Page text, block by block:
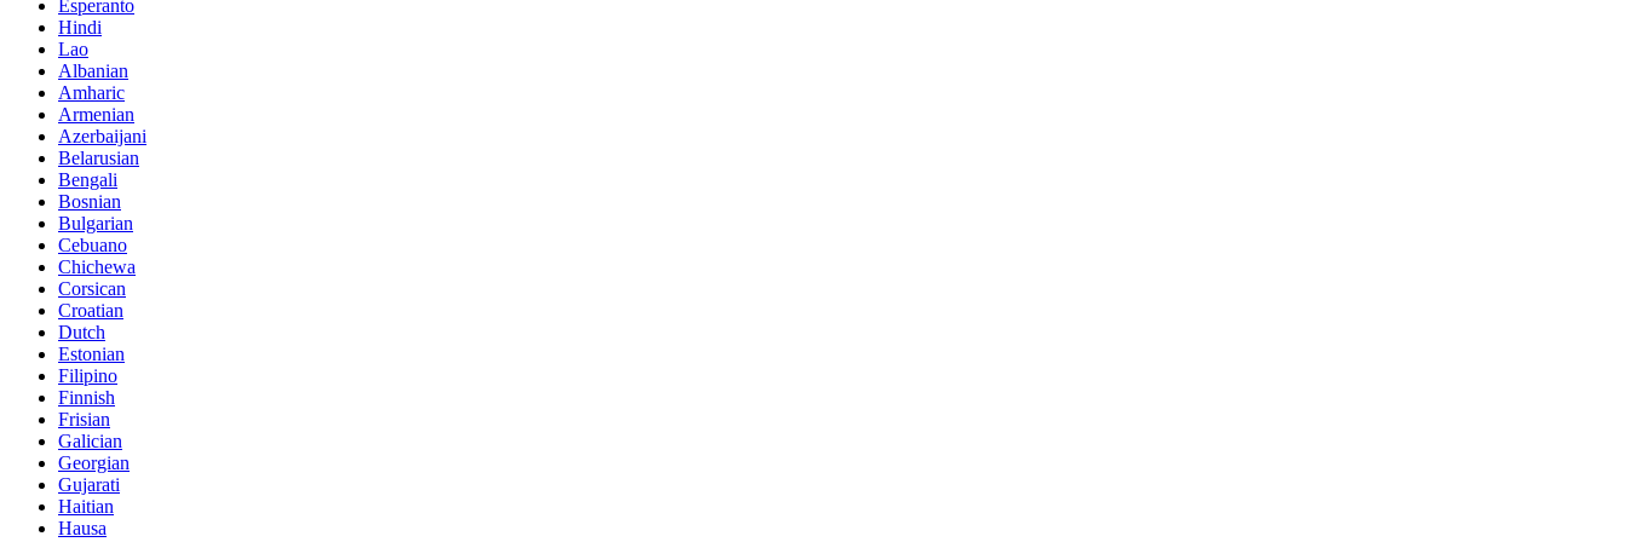
Esperanto
Hindi
Lao
Albanian
Amharic
Armenian
Azerbaijani
Belarusian
Bengali
Bosnian
Bulgarian
Cebuano
Chichewa
Corsican
Croatian
Dutch
Estonian
Filipino
Finnish
Frisian
Galician
Georgian
Gujarati
Haitian
Hausa